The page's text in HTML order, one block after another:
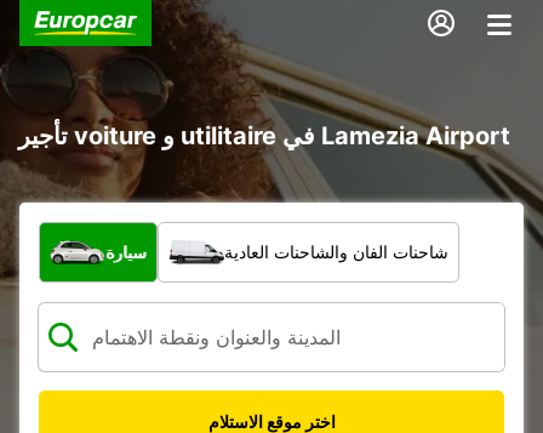
تأجير voiture و utilitaire في Lamezia Airport
ما نوع المركبة؟
سيارة شاحنات الفان والشاحنات العادية
اختر موقع الاستلام